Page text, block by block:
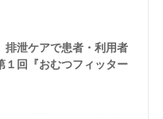
排泄ケアで患者・利用者
１回『おむつフィッター